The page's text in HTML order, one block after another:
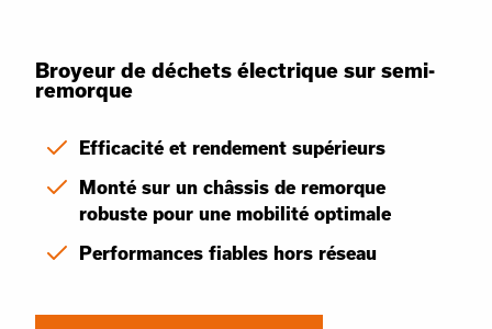
Broyeur de déchets électrique sur semi-
remorque
Efficacité et rendement supérieurs
Monté sur un châssis de remorque
robuste pour une mobilité optimale
Performances fiables hors réseau